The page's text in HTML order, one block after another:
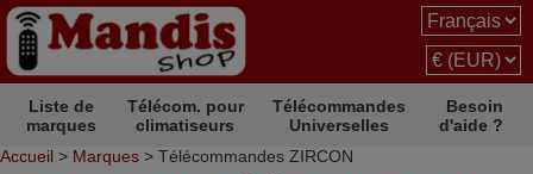
Liste de
marques
Télécom. pour
climatiseurs
Télécommandes
Universelles
Besoin
d'aide ?
Accueil > Marques > Télécommandes ZIRCON